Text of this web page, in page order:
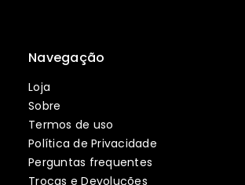
Navegação
Loja
Sobre
Termos de uso
Política de Privacidade
Perguntas frequentes
Trocas e Devoluções